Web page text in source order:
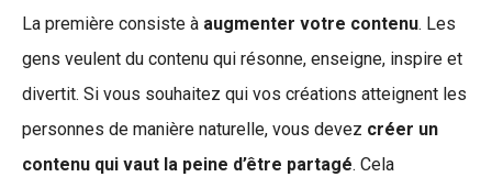
La première consiste à augmenter votre contenu. Les
gens veulent du contenu qui résonne, enseigne, inspire et
divertit. Si vous souhaitez qui vos créations atteignent les
personnes de manière naturelle, vous devez créer un
contenu qui vaut la peine d’être partagé. Cela